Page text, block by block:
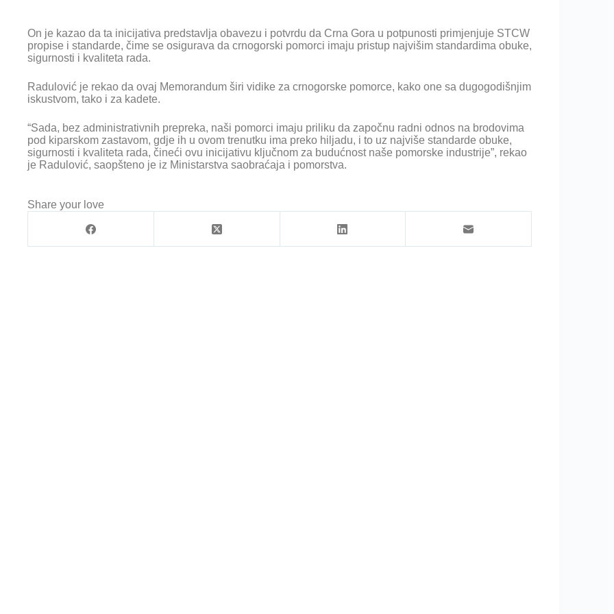
On je kazao da ta inicijativa predstavlja obavezu i potvrdu da Crna Gora u potpunosti primjenjuje STCW
propise i standarde, čime se osigurava da crnogorski pomorci imaju pristup najvišim standardima obuke,
sigurnosti i kvaliteta rada.
Radulović je rekao da ovaj Memorandum širi vidike za crnogorske pomorce, kako one sa dugogodišnjim
iskustvom, tako i za kadete.
“Sada, bez administrativnih prepreka, naši pomorci imaju priliku da započnu radni odnos na brodovima
pod kiparskom zastavom, gdje ih u ovom trenutku ima preko hiljadu, i to uz najviše standarde obuke,
sigurnosti i kvaliteta rada, čineći ovu inicijativu ključnom za budućnost naše pomorske industrije”, rekao
je Radulović, saopšteno je iz Ministarstva saobraćaja i pomorstva.
Share your love